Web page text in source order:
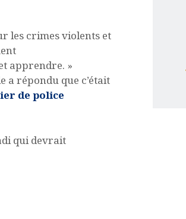
les crimes violents et
apprendre. »
a répondu que c’était
de police
qui devrait